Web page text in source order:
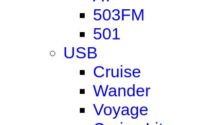
503FM
501
USB
Cruise
Wander
Voyage